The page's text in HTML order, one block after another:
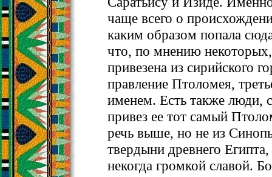
чаще всего о
каким образом попала
что, по мнению некоторых,
привезена из сирийского
правление Птоломея,
именем. Есть также люди,
привез ее тот самый
речь выше, но не из
твердыни древнего
некогда громкой славой.